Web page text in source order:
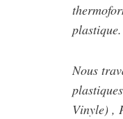
plastique.
Nous
Vinyle) ,